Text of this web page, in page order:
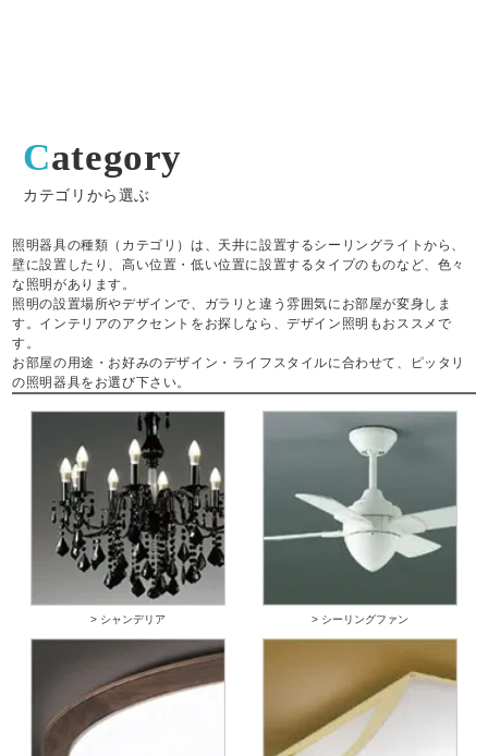
Category
カテゴリから選ぶ
照明器具の種類（カテゴリ）は、天井に設置するシーリングライトから、
壁に設置したり、高い位置・低い位置に設置するタイプのものなど、色々
な照明があります。
照明の設置場所やデザインで、ガラリと違う雰囲気にお部屋が変身しま
す。インテリアのアクセントをお探しなら、デザイン照明もおススメで
す。
お部屋の用途・お好みのデザイン・ライフスタイルに合わせて、ピッタリ
の照明器具をお選び下さい。
> シャンデリア > シーリングファン